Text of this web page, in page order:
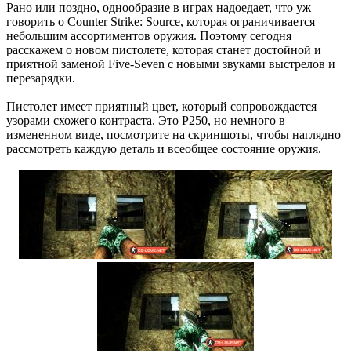
Рано или поздно, однообразие в играх надоедает, что уж
говорить о Counter Strike: Source, которая ограничивается
небольшим ассортиментов оружия. Поэтому сегодня
расскажем о новом пистолете, которая станет достойной и
приятной заменой Five-Seven с новыми звуками выстрелов и
перезарядки.
Пистолет имеет приятный цвет, который сопровождается
узорами схожего контраста. Это P250, но немного в
измененном виде, посмотрите на скриншоты, чтобы наглядно
рассмотреть каждую деталь и всеобщее состояние оружия.